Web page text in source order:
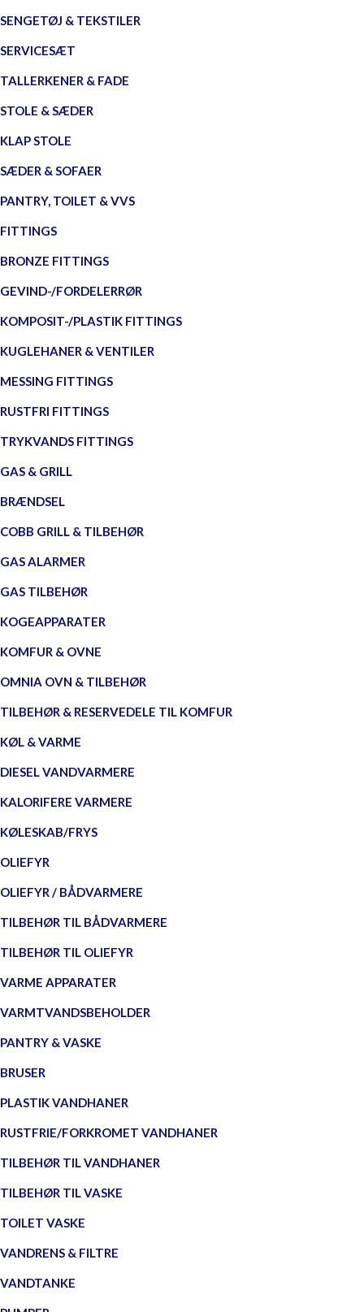
SENGETØJ & TEKSTILER
SERVICESÆT
TALLERKENER & FADE
STOLE & SÆDER
KLAP STOLE
SÆDER & SOFAER
PANTRY, TOILET & VVS
FITTINGS
BRONZE FITTINGS
GEVIND-/FORDELERRØR
KOMPOSIT-/PLASTIK FITTINGS
KUGLEHANER & VENTILER
MESSING FITTINGS
RUSTFRI FITTINGS
TRYKVANDS FITTINGS
GAS & GRILL
BRÆNDSEL
COBB GRILL & TILBEHØR
GAS ALARMER
GAS TILBEHØR
KOGEAPPARATER
KOMFUR & OVNE
OMNIA OVN & TILBEHØR
TILBEHØR & RESERVEDELE TIL KOMFUR
KØL & VARME
DIESEL VANDVARMERE
KALORIFERE VARMERE
KØLESKAB/FRYS
OLIEFYR
OLIEFYR / BÅDVARMERE
TILBEHØR TIL BÅDVARMERE
TILBEHØR TIL OLIEFYR
VARME APPARATER
VARMTVANDSBEHOLDER
PANTRY & VASKE
BRUSER
PLASTIK VANDHANER
RUSTFRIE/FORKROMET VANDHANER
TILBEHØR TIL VANDHANER
TILBEHØR TIL VASKE
TOILET VASKE
VANDRENS & FILTRE
VANDTANKE